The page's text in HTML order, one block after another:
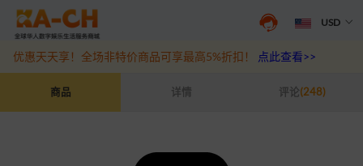
VALORANT菲律宾服-瓦罗兰特VP点充值
USD
抖音盛夏宠粉季来袭！抖钻充值最高6%优惠，热门规格更划算点此查
优惠天天享！全场非特价商品可享最高5%折扣！ 点此查看>>
商品 详情 评论(248)